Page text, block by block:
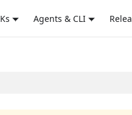
Agents & CLI